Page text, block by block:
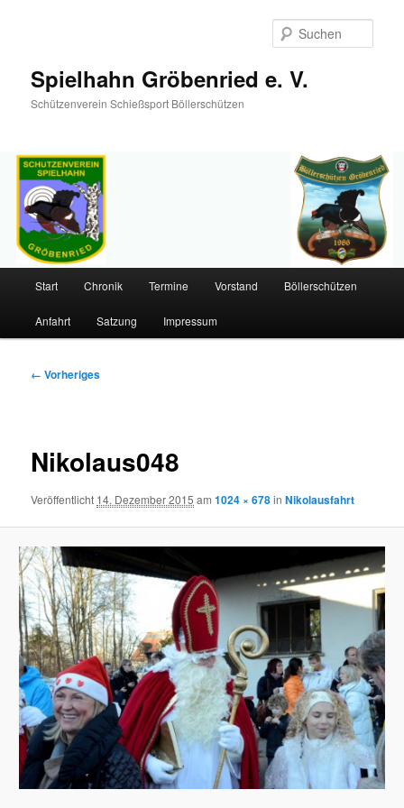
Spielhahn Gröbenried e. V.
Schützenverein Schießsport Böllerschützen
Zum
primären
Start Chronik Termine Vorstand Böllerschützen
Anfahrt Satzung Impressum
Bilder-
← Vorheriges
Nikolaus048
Veröffentlicht 14. Dezember 2015 am1024 × 678inNikolausfahrt